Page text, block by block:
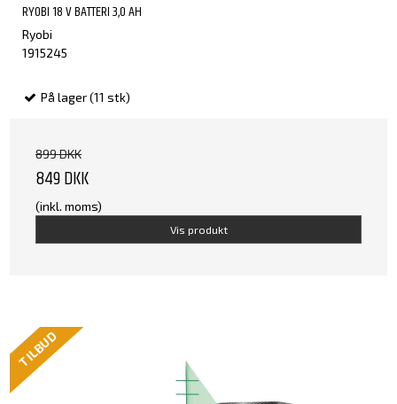
RYOBI 18 V BATTERI 3,0 AH
Ryobi
1915245
På lager (11 stk)
899 DKK
849 DKK
(inkl. moms)
Vis produkt
TILBUD